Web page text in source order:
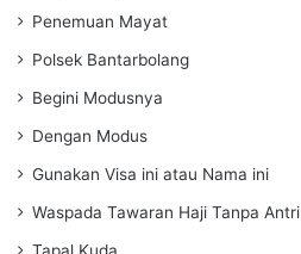
Penemuan Mayat
Polsek Bantarbolang
Begini Modusnya
Dengan Modus
Gunakan Visa ini atau Nama ini
Waspada Tawaran Haji Tanpa Antri